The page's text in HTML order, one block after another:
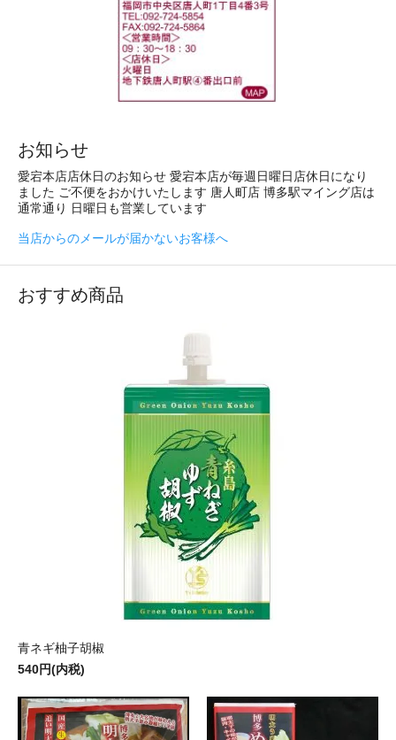
お知らせ
愛宕本店店休日のお知らせ 愛宕本店が毎週日曜日店休日になり
ました ご不便をおかけいたします 唐人町店 博多駅マイング店は
通常通り 日曜日も営業しています
当店からのメールが届かないお客様へ
おすすめ商品
青ネギ柚子胡椒
540円(内税)